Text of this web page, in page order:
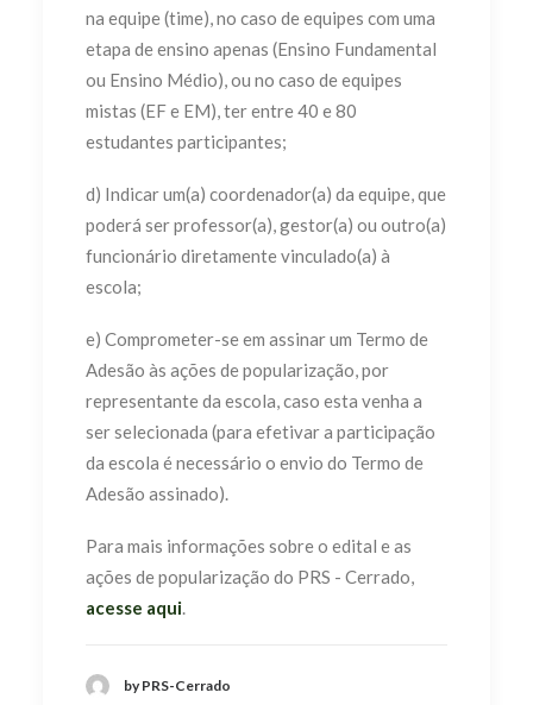
na equipe (time), no caso de equipes com uma
etapa de ensino apenas (Ensino Fundamental
ou Ensino Médio), ou no caso de equipes
mistas (EF e EM), ter entre 40 e 80
estudantes participantes;
d) Indicar um(a) coordenador(a) da equipe, que
poderá ser professor(a), gestor(a) ou outro(a)
funcionário diretamente vinculado(a) à
escola;
e) Comprometer-se em assinar um Termo de
Adesão às ações de popularização, por
representante da escola, caso esta venha a
ser selecionada (para efetivar a participação
da escola é necessário o envio do Termo de
Adesão assinado).
Para mais informações sobre o edital e as
ações de popularização do PRS - Cerrado,
acesse aqui.
by PRS-Cerrado